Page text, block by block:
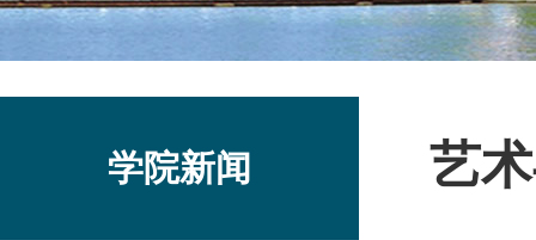
学院新闻 艺